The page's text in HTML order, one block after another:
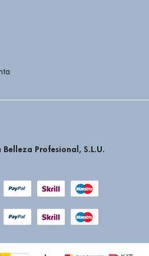
Belleza Profesional, S.L.U.